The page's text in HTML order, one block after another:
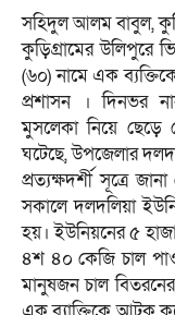
সহিদুল আলম বাবুল,
কুড়িগ্রামের উলিপুরে
(৬০) নামে এক
প্রশাসন । দিনভর
মুসলেকা নিয়ে ছেড়ে
ঘটেছে, উপজেলার
প্রত্যক্ষদর্শী সূত্রে
সকালে দলদলিয়া
হয়। ইউনিয়নের ৫
৪শ ৪০ কেজি চাল
মানুষজন চাল